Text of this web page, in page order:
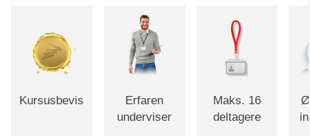
Kursusbevis
Erfaren
underviser
Maks. 16
deltagere